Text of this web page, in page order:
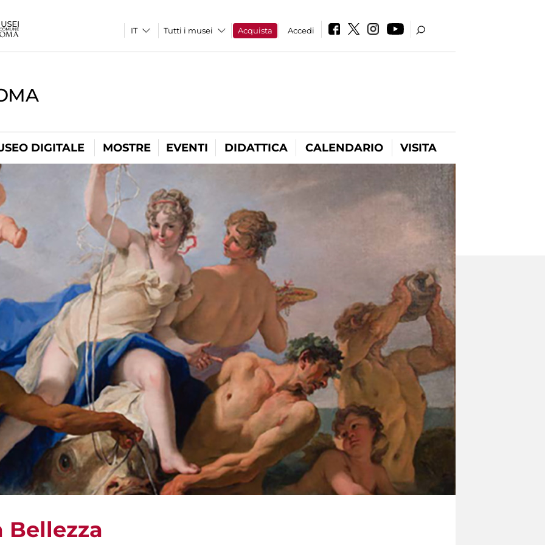
Tutti i musei Acquista Accedi
DIGITALE MOSTRE EVENTI DIDATTICA CALENDARIO VISITA
Bellezza